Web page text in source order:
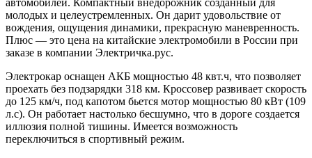
молодых и целеустремленных. Он дарит удовольствие от
вождения, ощущения динамики, прекрасную маневренность.
Плюс — это цена на китайские электромобили в России при
заказе в компании Электричка.рус.
Электрокар оснащен АКБ мощностью 48 квт.ч, что позволяет
проехать без подзарядки 318 км. Кроссовер развивает скорость
до 125 км/ч, под капотом бьется мотор мощностью 80 кВт (109
л.с). Он работает настолько бесшумно, что в дороге создается
иллюзия полной тишины. Имеется возможность
переключиться в спортивный режим.